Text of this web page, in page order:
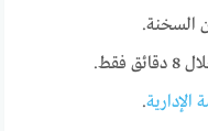
فقط.
الإدارية.